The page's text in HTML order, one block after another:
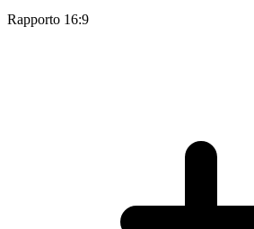
Rapporto 16:9